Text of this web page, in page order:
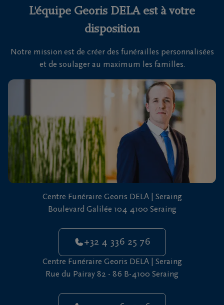
fréquemment
Nous
sommes
là pour
+32
4
336
L'équipe Georis DELA est à votre
disposition
Notre mission est de créer des funérailles personnalisées
et de soulager au maximum les familles.
Centre Funéraire Georis DELA | Seraing
Boulevard Galilée 104 4100 Seraing
+32 4 336 25 76
Centre Funéraire Georis DELA | Seraing
Rue du Pairay 82 - 86 B-4100 Seraing